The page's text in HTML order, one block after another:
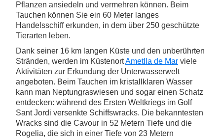
Pflanzen ansiedeln und vermehren können. Beim
Tauchen können Sie ein 60 Meter langes
Handelsschiff erkunden, in dem über 250 geschützte
Tierarten leben.
Dank seiner 16 km langen Küste und den unberührten
Stränden, werden im KüstenortAmetlla de Mar viele
Aktivitäten zur Erkundung der Unterwasserwelt
angeboten. Beim Tauchen im kristallklaren Wasser
kann man Neptungraswiesen und sogar einen Schatz
entdecken: während des Ersten Weltkriegs im Golf
Sant Jordi versenkte Schiffswracks. Die bekanntesten
Wracks sind die Cavour in 52 Metern Tiefe und die
Rogelia, die sich in einer Tiefe von 23 Metern